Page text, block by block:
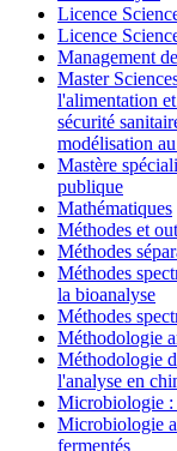
Licence
Licence
Management
Master
l'alimentation
sécurité
modélisation
Mastère
publique
Mathématiques
Méthodes et
Méthodes
Méthodes
la bioanalyse
Méthodes
Méthodologie
Méthodologie
l'analyse en
Microbiologie :
Microbiologie
fermentés